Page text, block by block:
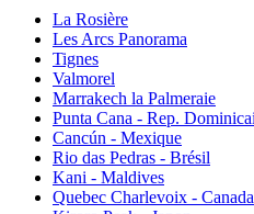
La Rosière
Les Arcs Panorama
Tignes
Valmorel
Marrakech la Palmeraie
Punta Cana - Rep.
Cancún - Mexique
Rio das Pedras - Brésil
Kani - Maldives
Quebec Charlevoix - Canada